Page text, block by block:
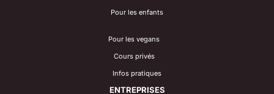
Pour les enfants
Pour les vegans
Cours privés
Infos pratiques
ENTREPRISES